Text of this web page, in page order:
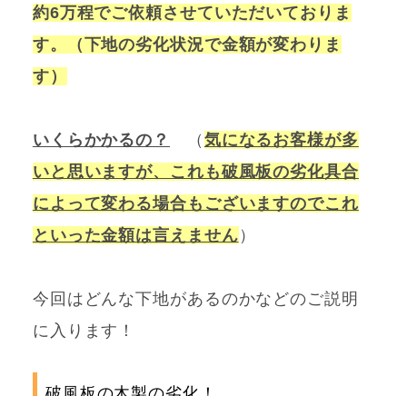
約6万程でご依頼させていただいておりま
す。（下地の劣化状況で金額が変わりま
す）
いくらかかるの？ （ 気になるお客様が多
いと思いますが、これも破風板の劣化具合
によって変わる場合もございますのでこれ
といった金額は言えません ）
今回はどんな下地があるのかなどのご説明
に入ります！